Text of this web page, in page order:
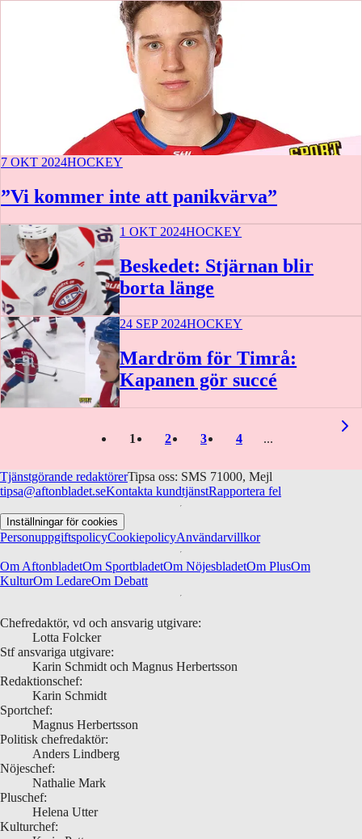
7 OKT 2024HOCKEY
”Vi kommer inte att panikvärva”
1 OKT 2024HOCKEY
Beskedet: Stjärnan blir
borta länge
24 SEP 2024HOCKEY
Mardröm för Timrå:
Kapanen gör succé
1 2 3 4
Tjänstgörande redaktörerTipsa oss: SMS 71000, Mejl
tipsa@aftonbladet.seKontakta kundtjänstRapportera fel
Inställningar för cookies
PersonuppgiftspolicyCookiepolicyAnvändarvillkor
Om AftonbladetOm SportbladetOm NöjesbladetOm PlusOm
KulturOm LedareOm Debatt
Chefredaktör, vd och ansvarig utgivare:
Lotta Folcker
Stf ansvariga utgivare:
Karin Schmidt och Magnus Herbertsson
Redaktionschef:
Karin Schmidt
Sportchef:
Magnus Herbertsson
Politisk chefredaktör:
Anders Lindberg
Nöjeschef:
Nathalie Mark
Pluschef:
Helena Utter
Kulturchef: